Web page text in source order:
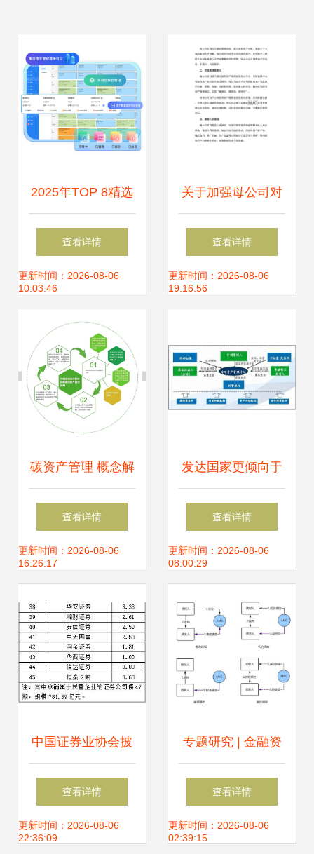
2025年TOP 8精选
资产管理系统推荐
榜单 破解企业资产
追踪密钥
查看详情
更新时间：2026-08-06
10:03:46
关于加强母公司对
子公司国有资产产
权管理的规定（试
查看详情
更新时间：2026-08-06
19:16:56
碳资产管理 概念解
析与公司筹建指南
查看详情
更新时间：2026-08-06
16:26:17
发达国家更倾向于
借助资产管理人‘管
家’功能成为企业参
查看详情
更新时间：2026-08-06
08:00:29
中国证券业协会披
露2022年证券公司
债券承销业务专项
查看详情
更新时间：2026-08-06
22:36:09
专题研究 | 金融资
产管理公司投资破
产重整企业法律实
查看详情
更新时间：2026-08-06
02:39:15